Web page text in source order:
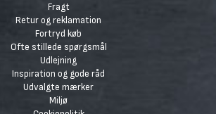
Fragt
Retur og reklamation
Fortryd køb
Ofte stillede spørgsmål
Udlejning
Inspiration og gode råd
Udvalgte mærker
Miljø